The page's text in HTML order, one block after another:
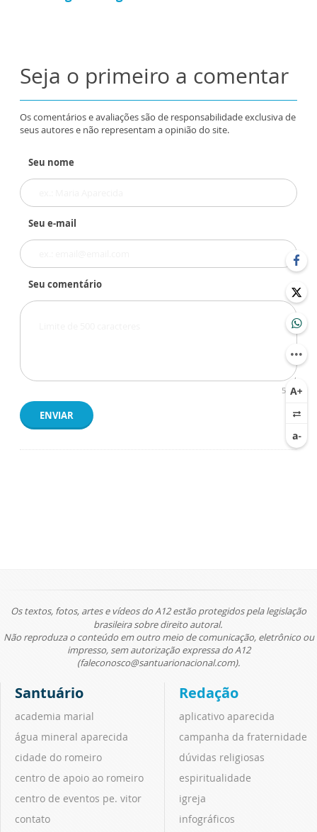
Seja o primeiro a comentar
Os comentários e avaliações são de responsabilidade exclusiva de
seus autores e não representam a opinião do site.
Seu nome
Seu e-mail
Seu comentário
500
ENVIAR
Os textos, fotos, artes e vídeos do A12 estão protegidos pela legislação
brasileira sobre direito autoral.
Não reproduza o conteúdo em outro meio de comunicação, eletrônico ou
impresso, sem autorização expressa do A12
(faleconosco@santuarionacional.com).
Santuário
academia marial
água mineral aparecida
cidade do romeiro
centro de apoio ao romeiro
centro de eventos pe. vitor
contato
Redação
aplicativo aparecida
campanha da fraternidade
dúvidas religiosas
espiritualidade
igreja
infográficos